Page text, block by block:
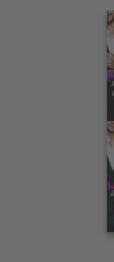
Interaktives